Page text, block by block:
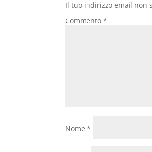
Il tuo indirizzo email non
Commento*
Nome*